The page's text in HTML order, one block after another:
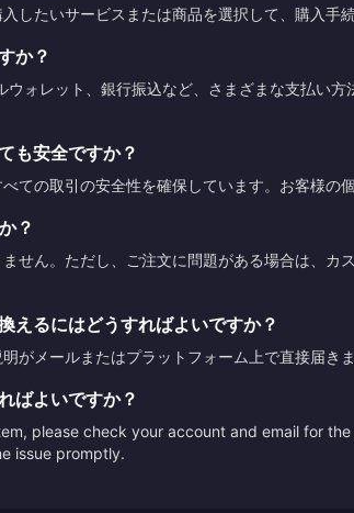
したいサービスまたは商品を選択して、購入手
か？
ォレット、銀行振込など、さまざまな支払い
も安全ですか？
ての取引の安全性を確保しています。お客様の
？
せん。ただし、ご注文に問題がある場合は、
えるにはどうすればよいですか？
がメールまたはプラットフォーム上で直接届き
ばよいですか？
please check your account and email for
issue promptly.